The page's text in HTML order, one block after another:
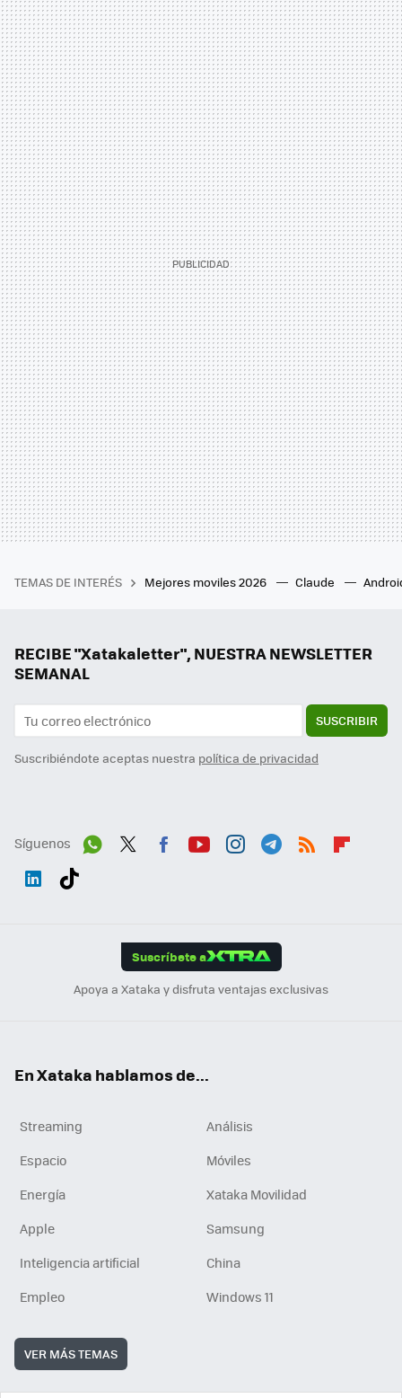
TEMAS DE INTERÉS Mejores moviles 2026 Claude
RECIBE "Xatakaletter", NUESTRA NEWSLETTER
SEMANAL
SUSCRIBIR
Suscribiéndote aceptas nuestra política de privacidad
Síguenos
Suscríbete a
Apoya a Xataka y disfruta ventajas exclusivas
En Xataka hablamos de...
Streaming
Análisis
Espacio
Móviles
Energía
Xataka Movilidad
Apple
Samsung
Inteligencia artificial
China
Empleo
Windows 11
VER MÁS TEMAS